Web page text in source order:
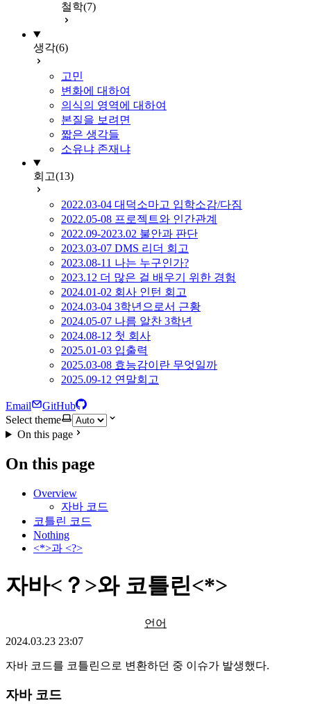
철학(7)
생각(6)
고민
변화에 대하여
의식의 영역에 대하여
본질을 보려면
짧은 생각들
소유냐 존재냐
회고(13)
2022.03-04 대덕소마고 입학소감/다짐
2022.05-08 프로젝트와 인간관계
2022.09-2023.02 불안과 판단
2023.03-07 DMS 리더 회고
2023.08-11 나는 누구인가?
2023.12 더 많은 걸 배우기 위한 경험
2024.01-02 회사 인턴 회고
2024.03-04 3학년으로서 근황
2024.05-07 나름 알찬 3학년
2024.08-12 첫 회사
2025.01-03 입출력
2025.03-08 효능감이란 무엇일까
2025.09-12 연말회고
Email
GitHub
Select theme
On this page
On this page
Overview
자바 코드
코틀린 코드
Nothing
<*>과 <?>
자바<？>와 코틀린<*>
언어
2024.03.23 23:07
자바 코드를 코틀린으로 변환하던 중 이슈가 발생했다.
자바 코드